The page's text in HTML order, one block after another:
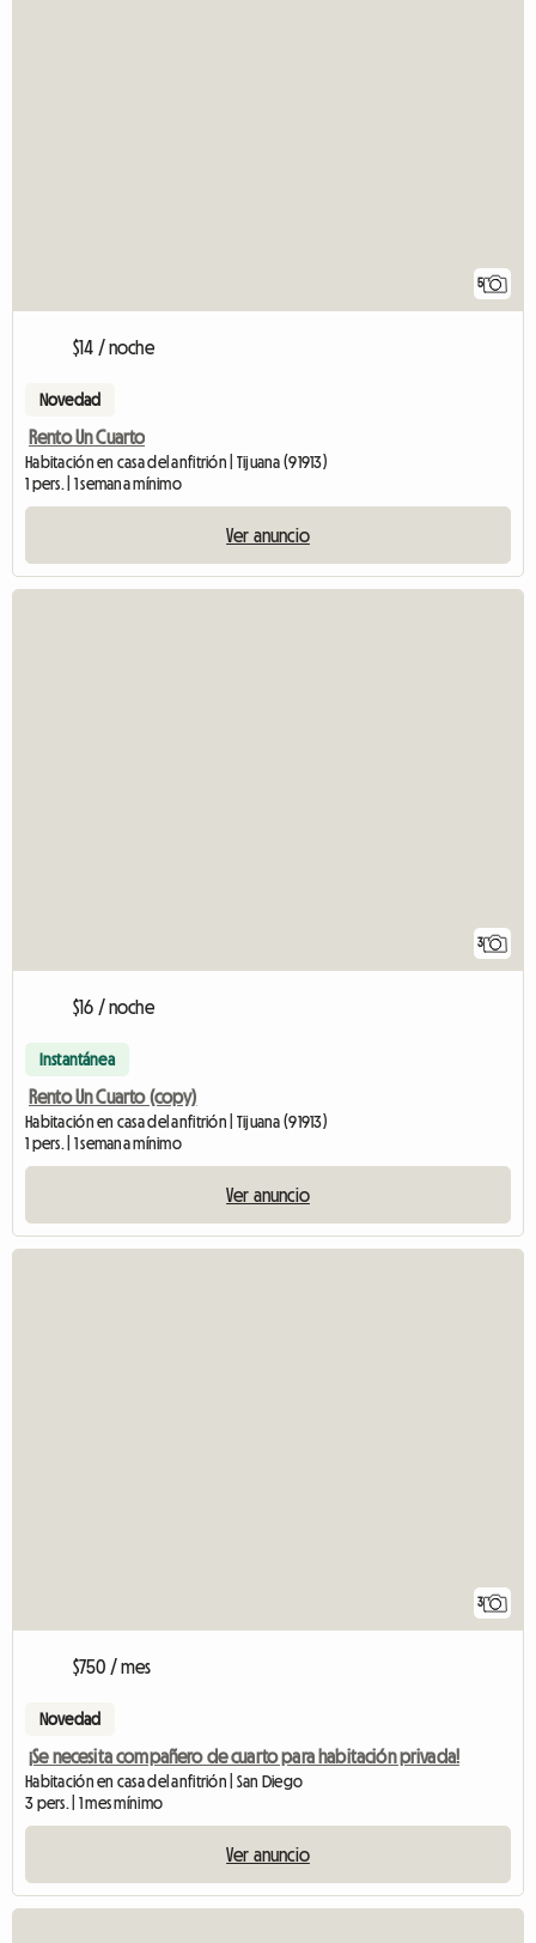
5
$14 / noche
Novedad
Rento Un Cuarto
Habitación en casa del anfitrión | Tijuana (91913)
1 pers. | 1 semana mínimo
Ver anuncio
3
$16 / noche
Instantánea
Rento Un Cuarto (copy)
Habitación en casa del anfitrión | Tijuana (91913)
1 pers. | 1 semana mínimo
Ver anuncio
3
$750 / mes
Novedad
¡Se necesita compañero de cuarto para habitación privada!
Habitación en casa del anfitrión | San Diego
3 pers. | 1 mes mínimo
Ver anuncio